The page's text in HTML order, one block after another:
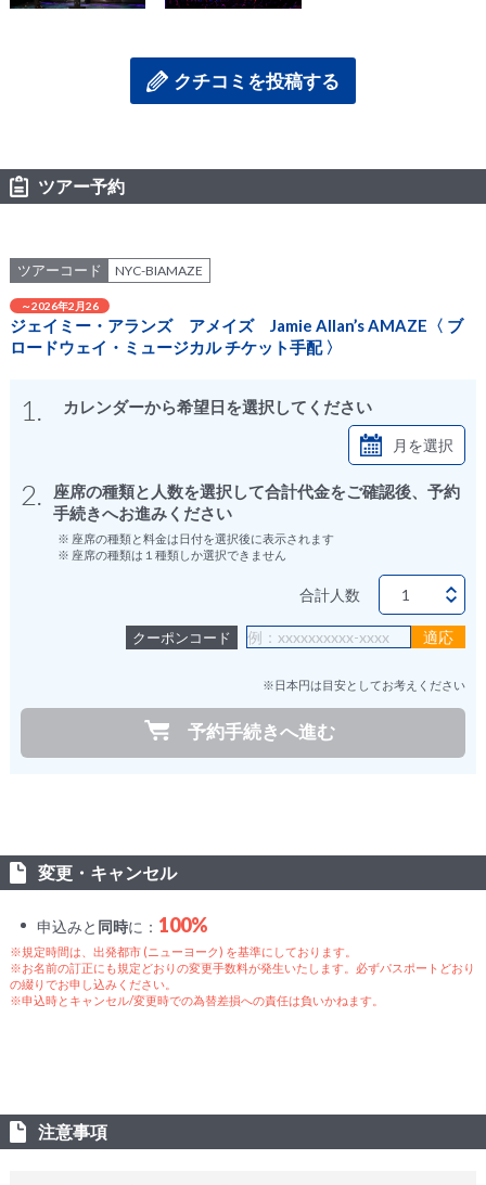
クチコミを投稿する
ツアー予約
ツアーコード NYC-BIAMAZE
～2026年2月26
ジェイミー・アランズ アメイズ Jamie Allan’s AMAZE〈 ブ
ロードウェイ・ミュージカル チケット手配 〉
1. カレンダーから希望日を選択してください
月を選択
2.
座席の種類と人数を選択して合計代金をご確認後、予約
手続きへお進みください
※ 座席の種類と料金は日付を選択後に表示されます
※ 座席の種類は１種類しか選択できません
合計人数
クーポンコード
※日本円は目安としてお考えください
予約手続きへ進む
変更・キャンセル
申込みと 同時に： 100%
※規定時間は、出発都市 (ニューヨーク) を基準にしております。
※お名前の訂正にも規定どおりの変更手数料が発生いたします。必ずパスポートどおり
の綴りでお申し込みください。
※申込時とキャンセル/変更時での為替差損への責任は負いかねます。
注意事項